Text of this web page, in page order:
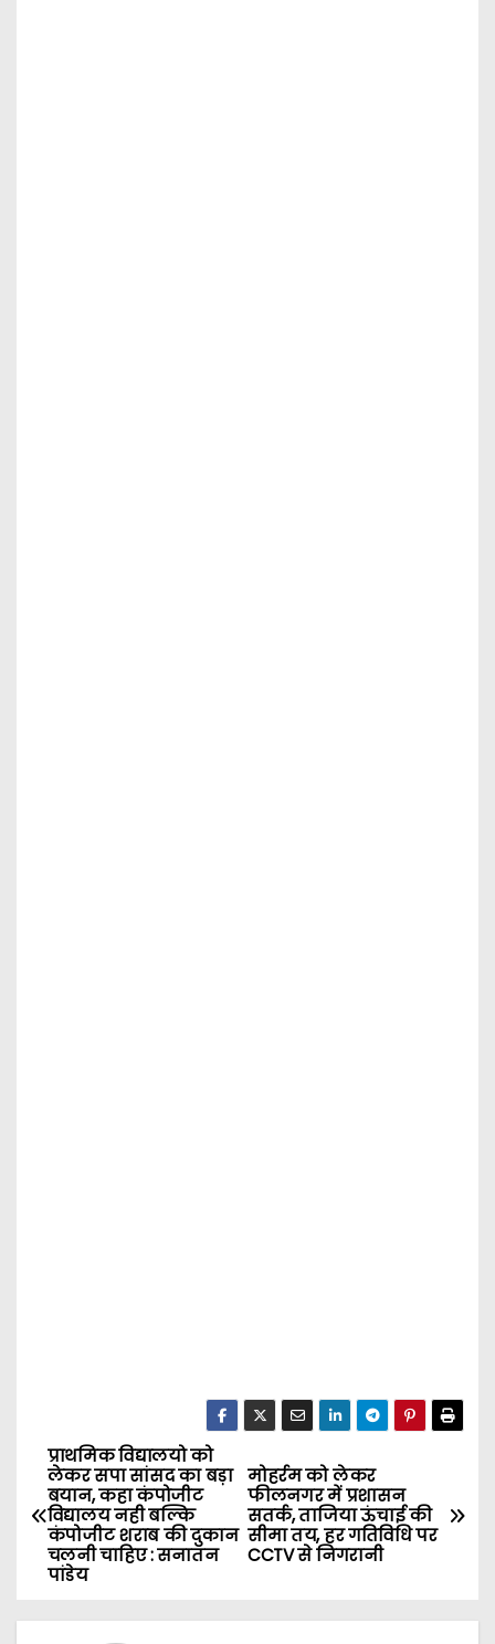
P
o
s
मोहर्रम को लेकर
फीलनगर में प्रशासन
सतर्क, ताजिया ऊंचाई की
सीमा तय, हर गतिविधि पर
CCTV से निगरानी
प्राथमिक विद्यालयो को
लेकर सपा सांसद का बड़ा
बयान, कहा कंपोजीट
विद्यालय नही बल्कि
कंपोजीट शराब की दुकान
चलनी चाहिए : सनातन
पांडेय